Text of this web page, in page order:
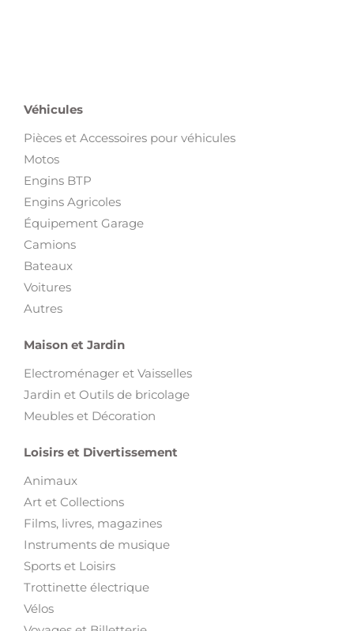
Véhicules
Pièces et Accessoires pour véhicules
Motos
Engins BTP
Engins Agricoles
Équipement Garage
Camions
Bateaux
Voitures
Autres
Maison et Jardin
Electroménager et Vaisselles
Jardin et Outils de bricolage
Meubles et Décoration
Loisirs et Divertissement
Animaux
Art et Collections
Films, livres, magazines
Instruments de musique
Sports et Loisirs
Trottinette électrique
Vélos